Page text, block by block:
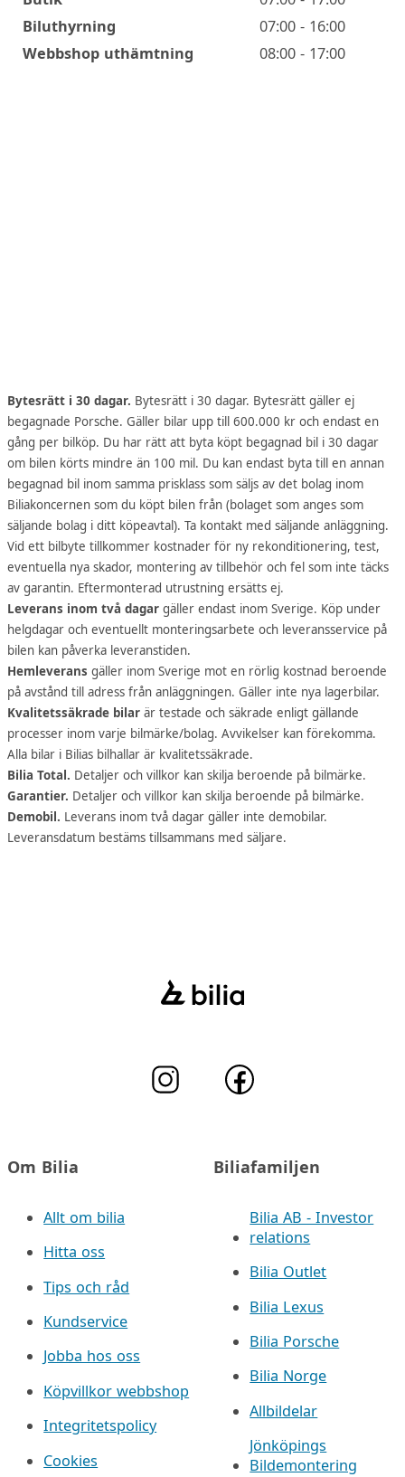
Biluthyrning
07:00 - 16:00
Webbshop uthämtning
08:00 - 17:00
Bytesrätt i 30 dagar. Bytesrätt i 30 dagar. Bytesrätt gäller ej
begagnade Porsche. Gäller bilar upp till 600.000 kr och endast en
gång per bilköp. Du har rätt att byta köpt begagnad bil i 30 dagar
om bilen körts mindre än 100 mil. Du kan endast byta till en annan
begagnad bil inom samma prisklass som säljs av det bolag inom
Biliakoncernen som du köpt bilen från (bolaget som anges som
säljande bolag i ditt köpeavtal). Ta kontakt med säljande anläggning.
Vid ett bilbyte tillkommer kostnader för ny rekonditionering, test,
eventuella nya skador, montering av tillbehör och fel som inte täcks
av garantin. Eftermonterad utrustning ersätts ej.
Leverans inom två dagar gäller endast inom Sverige. Köp under
helgdagar och eventuellt monteringsarbete och leveransservice på
bilen kan påverka leveranstiden.
Hemleverans gäller inom Sverige mot en rörlig kostnad beroende
på avstånd till adress från anläggningen. Gäller inte nya lagerbilar.
Kvalitetssäkrade bilar är testade och säkrade enligt gällande
processer inom varje bilmärke/bolag. Avvikelser kan förekomma.
Alla bilar i Bilias bilhallar är kvalitetssäkrade.
Bilia Total. Detaljer och villkor kan skilja beroende på bilmärke.
Garantier. Detaljer och villkor kan skilja beroende på bilmärke.
Demobil. Leverans inom två dagar gäller inte demobilar.
Leveransdatum bestäms tillsammans med säljare.
Om Bilia
Allt om bilia
Hitta oss
Tips och råd
Kundservice
Jobba hos oss
Köpvillkor webbshop
Integritetspolicy
Cookies
Biliafamiljen
Bilia AB - Investor
relations
Bilia Outlet
Bilia Lexus
Bilia Porsche
Bilia Norge
Allbildelar
Jönköpings
Bildemontering